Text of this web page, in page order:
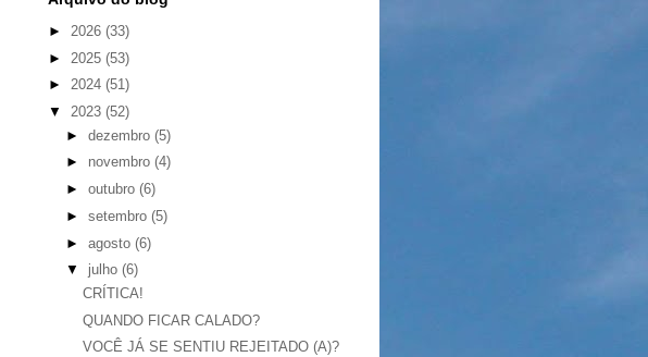
► 2026 (33)
► 2025 (53)
► 2024 (51)
▼ 2023 (52)
► dezembro (5)
► novembro (4)
► outubro (6)
► setembro (5)
► agosto (6)
▼ julho (6)
CRÍTICA!
QUANDO FICAR CALADO?
VOCÊ JÁ SE SENTIU REJEITADO (A)?